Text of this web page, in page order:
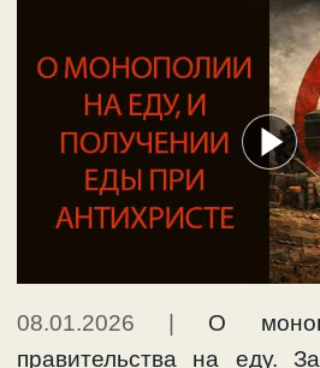
08.01.2026
О
правительства на еду.